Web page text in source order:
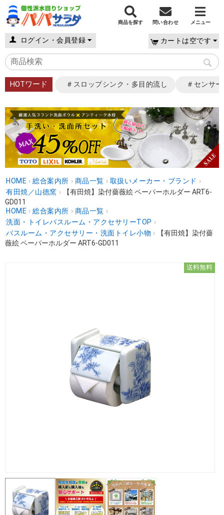
商品を探す 問い合わせ メニュー
ログイン・会員登録 カートは空です
HOTワード ＃スロップシンク・多目的流し ＃センサ
HOME › 総合案内所 › 商品一覧 › 取扱いメーカー・ブランド ›
有田焼／山徳窯 ›
【有田焼】染付薔薇絵 ペーパーホルダー ART6-
GD011
HOME › 総合案内所 › 商品一覧 ›
洗面・トイレバスルーム・アクセサリーTOP ›
バスルーム・アクセサリー・洗面トイレ小物 ›
【有田焼】染付薔
薇絵 ペーパーホルダー ART6-GD011
送料無料